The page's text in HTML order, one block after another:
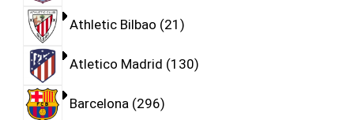
Athletic Bilbao 21
Atletico Madrid 130
Barcelona 296